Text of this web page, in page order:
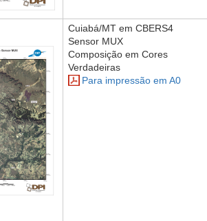
Cuiabá/MT em CBERS4
Sensor MUX
Composição em Cores
Verdadeiras
Para impressão em A0